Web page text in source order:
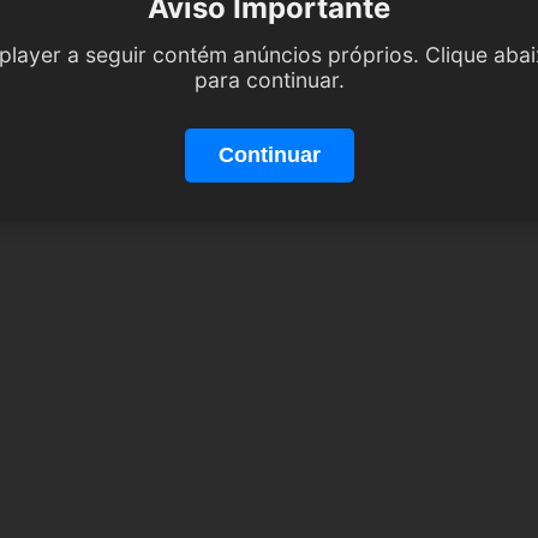
Aviso Importante
a seguir contém anúncios próprios. Clique
para continuar.
Continuar